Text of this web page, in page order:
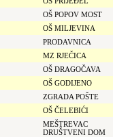
OŠ POPOV MOST
OŠ MILJEVINA
PRODAVNICA
MZ RJEČICA
OŠ DRAGOČAVA
OŠ GODIJENO
ZGRADA POŠTE
OŠ ČELEBIĆI
MEŠTREVAC
DRUŠTVENI DOM